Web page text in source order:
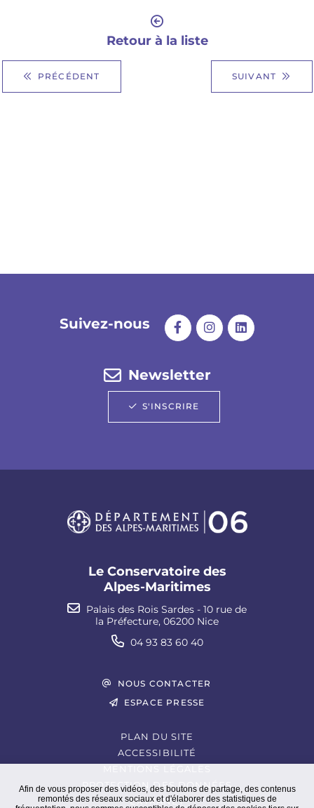
Afin de vous proposer des vidéos, des boutons de partage, des contenus
remontés des réseaux sociaux et d'élaborer des statistiques de
PRÉCÉDENT
Retour à la liste
SUIVANT
Suivez-nous
Newsletter
S'INSCRIRE
Le Conservatoire des
Alpes-Maritimes
Palais des Rois Sardes - 10 rue de
la Préfecture, 06200 Nice
04 93 83 60 40
NOUS CONTACTER
ESPACE PRESSE
PLAN DU SITE
ACCESSIBILITÉ
PROTECTION DES DONNÉES
EXTRANET